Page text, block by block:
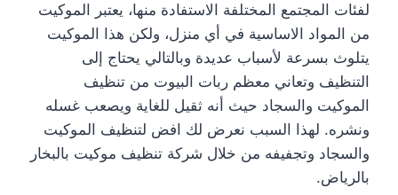
لفئات المجتمع المختلفة الاستفادة منها، يعتبر الموكيت
من المواد الاساسية في أي منزل، ولكن هذا الموكيت
يتلوث بسرعة لأسباب عديدة وبالتالي يحتاج إلى
التنظيف وتعاني معظم ربات البيوت من تنظيف
الموكيت والسجاد حيث أنه ثقيل للغاية ويصعب غسله
ونشره. لهذا السبب نعرض لك افض لتنظيف الموكيت
والسجاد وتجفيفه من خلال شركة تنظيف موكيت بالبخار
بالرياض.